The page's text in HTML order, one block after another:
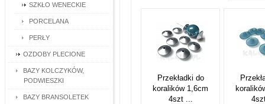
SZKŁO WENECKIE
PORCELANA
PERŁY
OZDOBY PLECIONE
BAZY KOLCZYKÓW,
PODWIESZKI
BAZY BRANSOLETEK
Przekładki do
koralików 1,6cm
4szt ...